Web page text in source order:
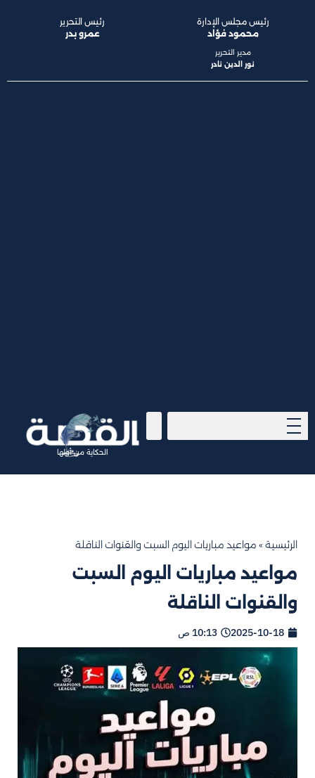
الحكاية من أولها
رئيس مجلس الإدارة
محمود فؤاد
مدير التحرير
نور الدين نادر
رئيس التحرير
عمرو بدر
الرئيسية » مواعيد مباريات اليوم السبت والقنوات الناقلة
مواعيد مباريات اليوم السبت
والقنوات الناقلة
2025-10-18 10:13 ص